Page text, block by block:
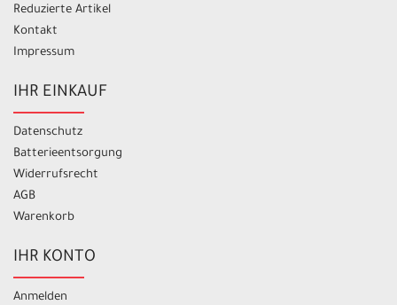
Reduzierte Artikel
Kontakt
Impressum
IHR EINKAUF
Datenschutz
Batterieentsorgung
Widerrufsrecht
AGB
Warenkorb
IHR KONTO
Anmelden